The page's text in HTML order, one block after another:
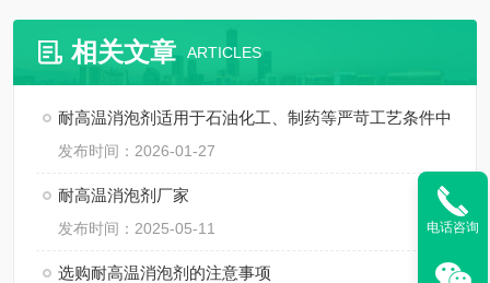
相关文章 ARTICLES
耐高温消泡剂适用于石油化工、制药等严苛工艺条件中
发布时间：2026-01-27
耐高温消泡剂厂家
发布时间：2025-05-11
选购耐高温消泡剂的注意事项
电话咨询